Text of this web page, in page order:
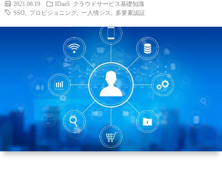
2021.08.19 IDaaS
クラウドサービス基礎知識
SSO
プロビジョニング 一人情シス 多要素認証